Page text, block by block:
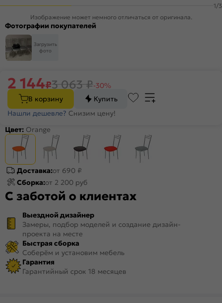
1/3
Изображение может немного отличаться от оригинала.
Фотографии покупателей
Загрузить
фото
2 144₽3 063₽-30%
В корзину
Купить
Нашли дешевле? Снизим цену!
Цвет: Orange
Доставка:от 690 ₽
Сборка:от 2 200 руб
С заботой о клиентах
Выездной дизайнер
Замеры, подбор моделей и создание дизайн-
проекта на месте
Быстрая сборка
Соберём и установим мебель
Гарантия
Гарантийный срок 18 месяцев